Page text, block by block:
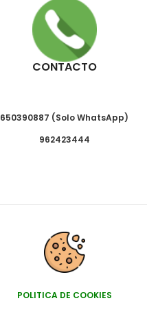
CONTACTO
650390887 (Solo WhatsApp)
962423444
POLITICA DE COOKIES